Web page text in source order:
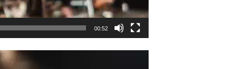
00:52